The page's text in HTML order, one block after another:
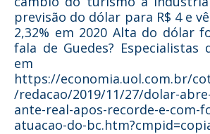
previsão do dólar para R$ 4 e
2,32% em 2020 Alta do dólar
fala de Guedes? Especialistas
em
https://economia.uol.com.br/
/redacao/2019/11/27/dolar-
ante-real-apos-recorde-e-com-
atuacao-do-